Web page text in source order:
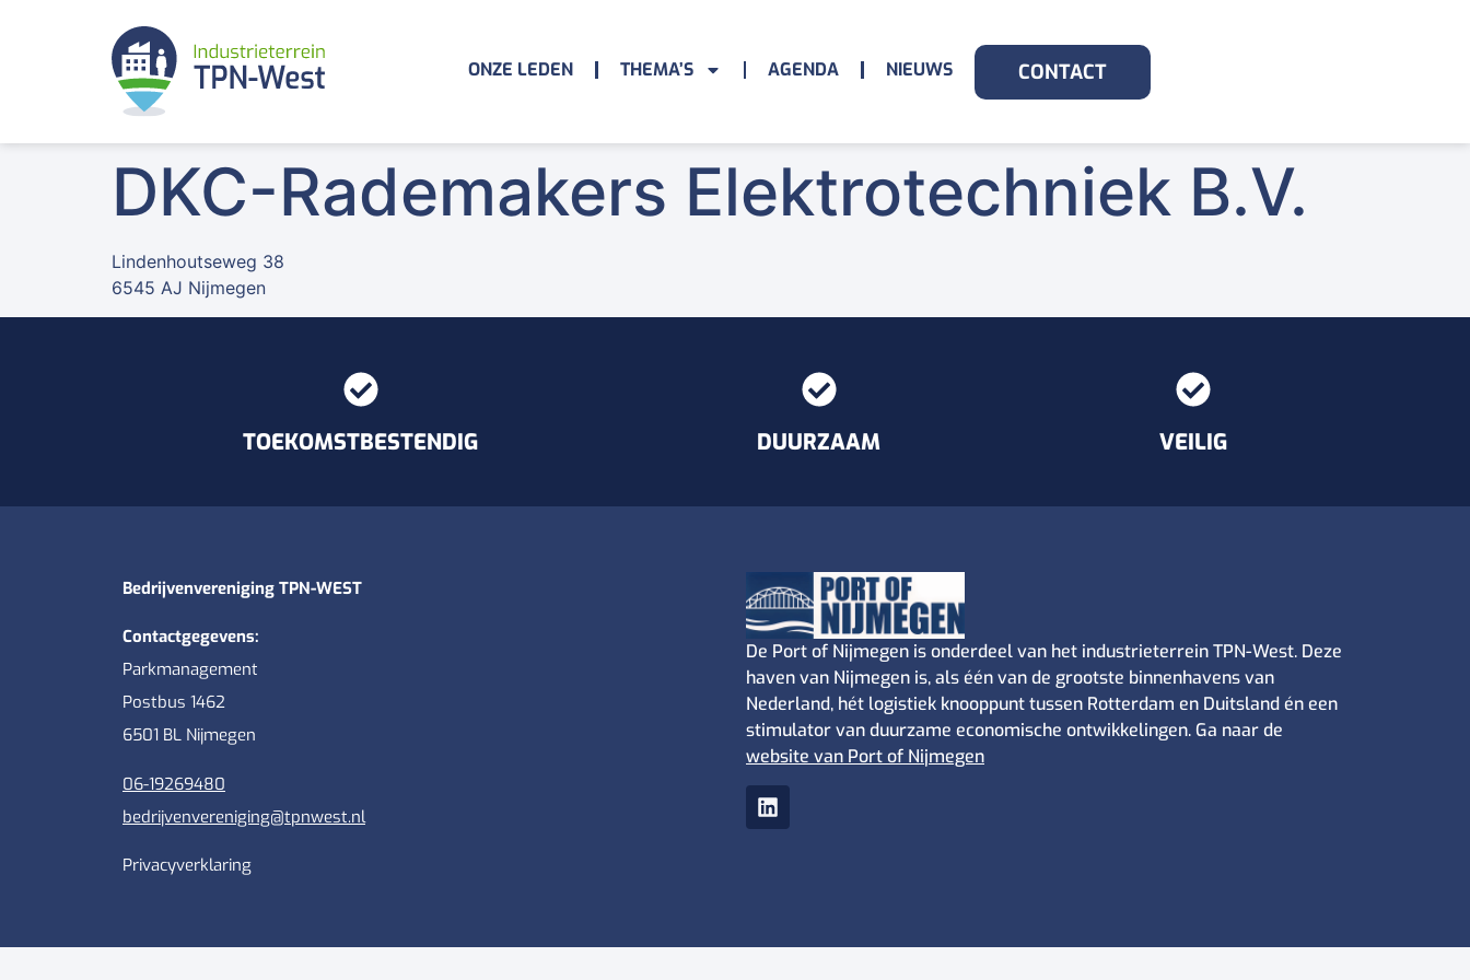
ONZE LEDEN THEMA’S AGENDA NIEUWS CONTACT
DKC-Rademakers Elektrotechniek B.V.
Lindenhoutseweg 38
6545 AJ Nijmegen
TOEKOMSTBESTENDIG DUURZAAM VEILIG
Bedrijvenvereniging TPN-WEST
Contactgegevens:
Parkmanagement
Postbus 1462
6501 BL Nijmegen
06-19269480
bedrijvenvereniging@tpnwest.nl
Privacyverklaring
De Port of Nijmegen is onderdeel van het industrieterrein TPN-West. Deze
haven van Nijmegen is, als één van de grootste binnenhavens van
Nederland, hét logistiek knooppunt tussen Rotterdam en Duitsland én een
stimulator van duurzame economische ontwikkelingen. Ga naar de
website van Port of Nijmegen